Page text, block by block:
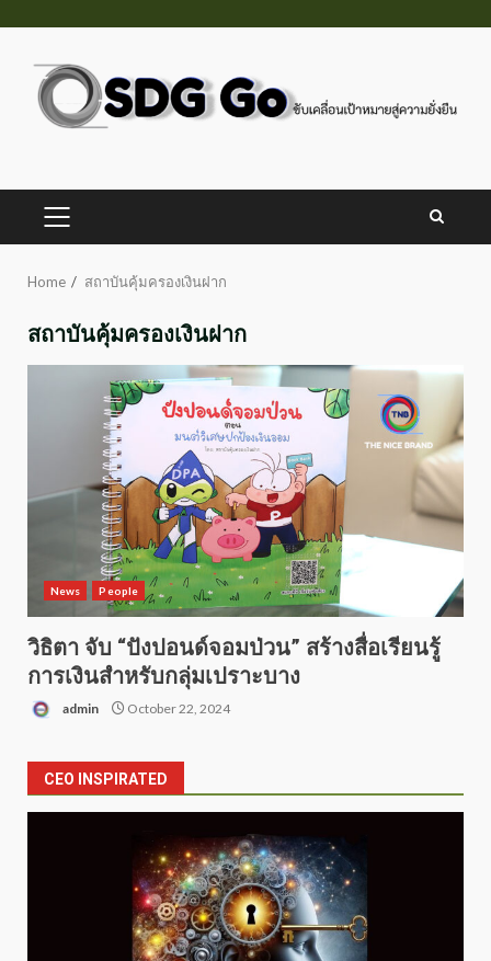
content
PRIMARY
Home สถาบันคุ้มครองเงินฝาก
สถาบันคุ้มครองเงินฝาก
News People
วิธิตา จับ “ปังปอนด์จอมป่วน” สร้างสื่อเรียนรู้
การเงินสำหรับกลุ่มเปราะบาง
admin October 22, 2024
CEO INSPIRATED